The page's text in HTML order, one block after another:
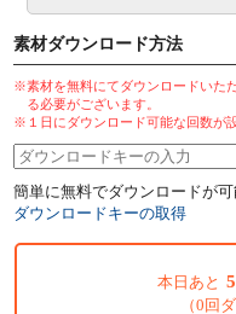
素材ダウンロード方法
※素材を無料にてダウンロードいた
る必要がございます。
※１日にダウンロード可能な回数が
簡単に無料でダウンロードが可
ダウンロードキーの取得
本日あと 5
（0回